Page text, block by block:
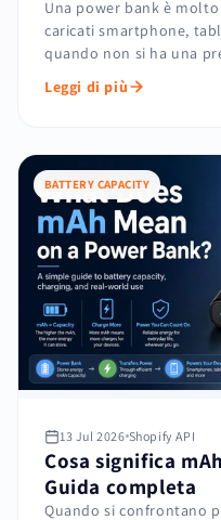
Una power bank è
caricati smartphone,
quando non si ha una
Leggi di più
BATTERY CAPACITY
13 Jul 2026 Shopify API
Cosa significa
Guida completa
Quando si confrontano